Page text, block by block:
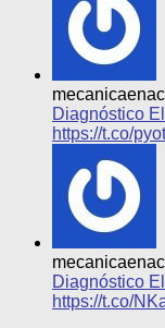
Diagnóstico
https://t.co/
Diagnóstico
https://t.co/